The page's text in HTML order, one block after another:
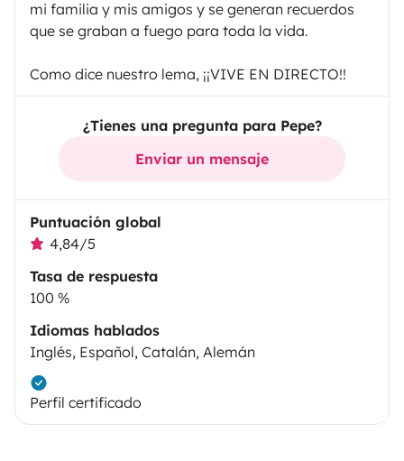
mi familia y mis amigos y se generan recuerdos
que se graban a fuego para toda la vida.
Como dice nuestro lema, ¡¡VIVE EN DIRECTO!!
¿Tienes una pregunta para Pepe?
Enviar un mensaje
Puntuación global
4,84/5
Tasa de respuesta
100 %
Idiomas hablados
Inglés, Español, Catalán, Alemán
Perfil certificado